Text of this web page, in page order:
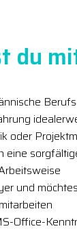
du
oder
eine
und
Office-